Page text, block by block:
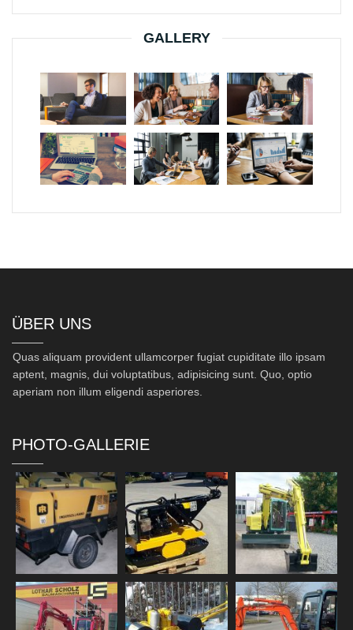
GALLERY
ÜBER UNS
Quas aliquam provident ullamcorper fugiat cupiditate illo ipsam
aptent, magnis, dui voluptatibus, adipisicing sunt. Quo, optio
aperiam non illum eligendi asperiores.
PHOTO-GALLERIE